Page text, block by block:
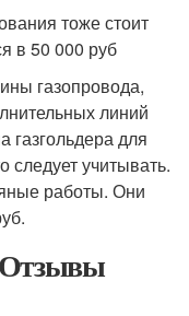
тоже стоит
в 50 000 руб
газопровода,
линий
газгольдера для
следует учитывать.
работы. Они
Отзывы